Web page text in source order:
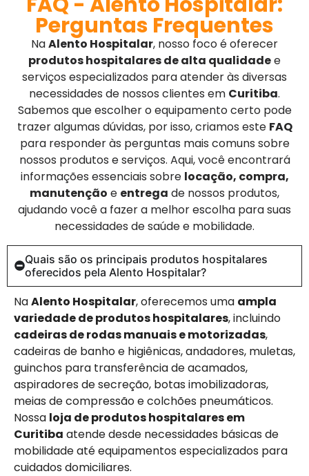
Perguntas Frequentes
NaAlento Hospitalar, nosso foco é oferecer
produtos hospitalares de alta qualidadee
serviços especializados para atender às diversas
necessidades de nossos clientes em Curitiba.
Sabemos que escolher o equipamento certo pode
trazer algumas dúvidas, por isso, criamos este FAQ
para responder às perguntas mais comuns sobre
nossos produtos e serviços. Aqui, você encontrará
informações essenciais sobre locação, compra,
manutenção e entrega de nossos produtos,
ajudando você a fazer a melhor escolha para suas
necessidades de saúde e mobilidade.
Quais são os principais produtos hospitalares
oferecidos pela Alento Hospitalar?
NaAlento Hospitalar, oferecemos uma ampla
variedade de produtos hospitalares, incluindo
cadeiras de rodas manuais e motorizadas,
cadeiras de banho e higiênicas, andadores, muletas,
guinchos para transferência de acamados,
aspiradores de secreção, botas imobilizadoras,
meias de compressão e colchões pneumáticos.
Nossa loja de produtos hospitalares em
Curitiba atende desde necessidades básicas de
mobilidade até equipamentos especializados para
cuidados domiciliares.